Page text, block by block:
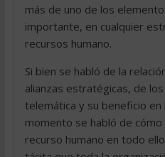
más de uno de los
importante, en cualquier
recursos humano.
Si bien se habló de la
alianzas estratégicas, de
telemática y su beneficio en
momento se habló de
recurso humano en todo